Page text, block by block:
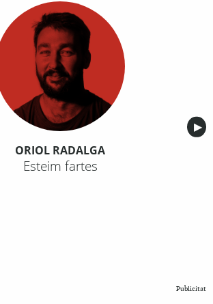
▶︎
ORIOL RADALGA
Esteim fartes
Publicitat